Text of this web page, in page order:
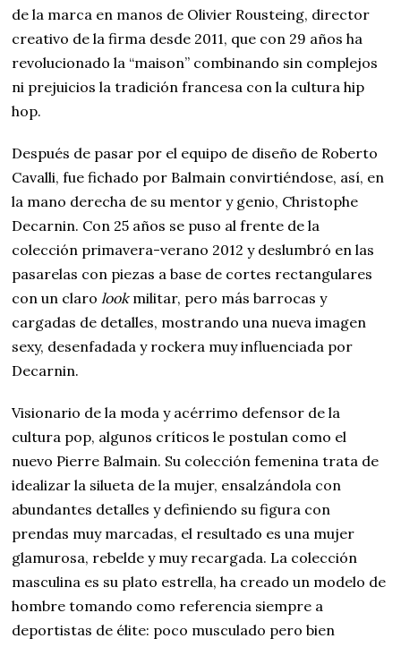
de la marca en manos de Olivier Rousteing, director
creativo de la firma desde 2011, que con 29 años ha
revolucionado la “maison” combinando sin complejos
ni prejuicios la tradición francesa con la cultura hip
hop.
Después de pasar por el equipo de diseño de Roberto
Cavalli, fue fichado por Balmain convirtiéndose, así, en
la mano derecha de su mentor y genio, Christophe
Decarnin. Con 25 años se puso al frente de la
colección primavera-verano 2012 y deslumbró en las
pasarelas con piezas a base de cortes rectangulares
con un claro lookmilitar, pero más barrocas y
cargadas de detalles, mostrando una nueva imagen
sexy, desenfadada y rockera muy influenciada por
Decarnin.
Visionario de la moda y acérrimo defensor de la
cultura pop, algunos críticos le postulan como el
nuevo Pierre Balmain. Su colección femenina trata de
idealizar la silueta de la mujer, ensalzándola con
abundantes detalles y definiendo su figura con
prendas muy marcadas, el resultado es una mujer
glamurosa, rebelde y muy recargada. La colección
masculina es su plato estrella, ha creado un modelo de
hombre tomando como referencia siempre a
deportistas de élite: poco musculado pero bien